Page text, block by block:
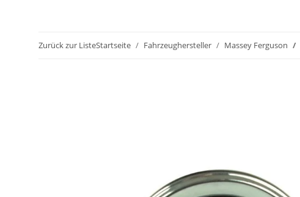
Zurück zur ListeStartseite Fahrzeughersteller Massey Ferguson